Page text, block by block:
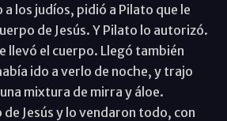
a los judíos, pidió a Pilato que le
de Jesús. Y Pilato lo autorizó.
llevó el cuerpo. Llegó también
ido a verlo de noche, y trajo
mixtura de mirra y áloe.
Jesús y lo vendaron todo, con